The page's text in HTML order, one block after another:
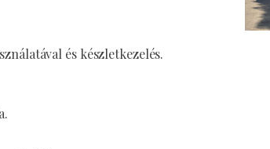
és készletkezelés.